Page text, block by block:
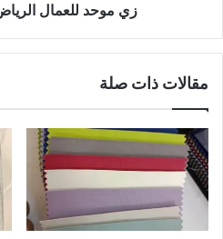
زي موحد للعمال الرياض
مقالات ذات صلة